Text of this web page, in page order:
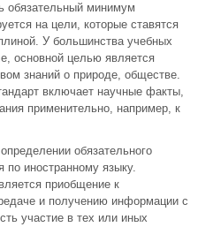
обязательный минимум
на цели, которые ставятся
У большинства учебных
основной целью является
знаний о природе, обществе.
включает научные факты,
применительно, например, к
обязательного
по иностранному языку.
приобщение к
и получению информации с
участие в тех или иных